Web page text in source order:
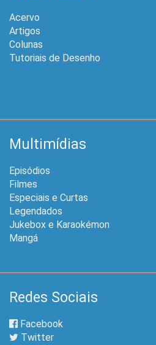
Acervo
Artigos
Colunas
Tutoriais de Desenho
Multimídias
Episódios
Filmes
Especiais e Curtas
Legendados
Jukebox e Karaokémon
Mangá
Redes Sociais
Facebook
Twitter